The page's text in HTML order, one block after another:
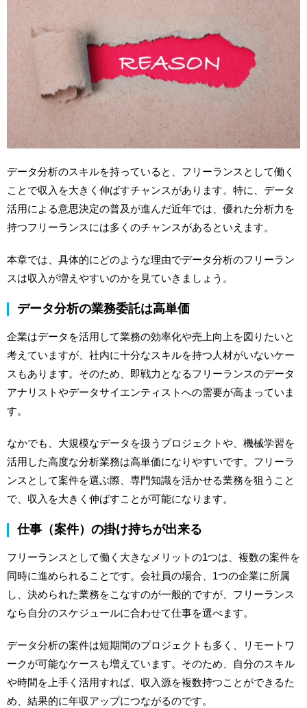
データ分析のスキルを持っていると、フリーランスとして働く
ことで収入を大きく伸ばすチャンスがあります。特に、データ
活用による意思決定の普及が進んだ近年では、優れた分析力を
持つフリーランスには多くのチャンスがあるといえます。
本章では、具体的にどのような理由でデータ分析のフリーラン
スは収入が増えやすいのかを見ていきましょう。
データ分析の業務委託は高単価
企業はデータを活用して業務の効率化や売上向上を図りたいと
考えていますが、社内に十分なスキルを持つ人材がいないケー
スもあります。そのため、即戦力となるフリーランスのデータ
アナリストやデータサイエンティストへの需要が高まっていま
す。
なかでも、大規模なデータを扱うプロジェクトや、機械学習を
活用した高度な分析業務は高単価になりやすいです。フリーラ
ンスとして案件を選ぶ際、専門知識を活かせる業務を狙うこと
で、収入を大きく伸ばすことが可能になります。
仕事（案件）の掛け持ちが出来る
フリーランスとして働く大きなメリットの1つは、複数の案件を
同時に進められることです。会社員の場合、1つの企業に所属
し、決められた業務をこなすのが一般的ですが、フリーランス
なら自分のスケジュールに合わせて仕事を選べます。
データ分析の案件は短期間のプロジェクトも多く、リモートワ
ークが可能なケースも増えています。そのため、自分のスキル
や時間を上手く活用すれば、収入源を複数持つことができるた
め、結果的に年収アップにつながるのです。